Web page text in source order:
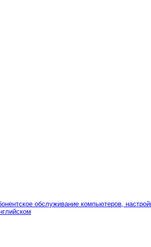
обслуживание компьютеров,